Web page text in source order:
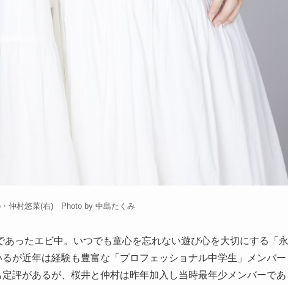
・仲村悠菜(右) Photo by 中島たくみ
ったエビ中。いつでも童心を忘れない遊び心を大切にする「永
が近年は経験も豊富な「プロフェッショナル中学生」メンバー
評があるが、桜井と仲村は昨年加入し当時最年少メンバーであ